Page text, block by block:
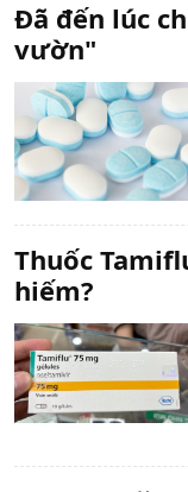
Đã đến lúc
vườn"
Thuốc
hiếm?